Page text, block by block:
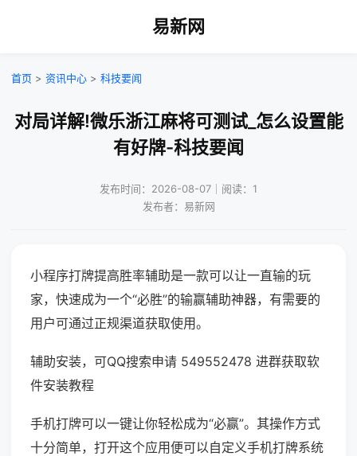
易新网
首页 > 资讯中心 > 科技要闻
对局详解!微乐浙江麻将可测试_怎么设置能
有好牌-科技要闻
发布时间：2026-08-07｜阅读：1
发布者：易新网
小程序打牌提高胜率辅助是一款可以让一直输的玩
家，快速成为一个“必胜”的输赢辅助神器，有需要的
用户可通过正规渠道获取使用。
辅助安装，可QQ搜索申请 549552478 进群获取软
件安装教程
手机打牌可以一键让你轻松成为“必赢”。其操作方式
十分简单，打开这个应用便可以自定义手机打牌系统